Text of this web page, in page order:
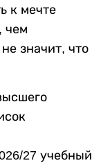
к мечте
чем
значит, что
27 учебный